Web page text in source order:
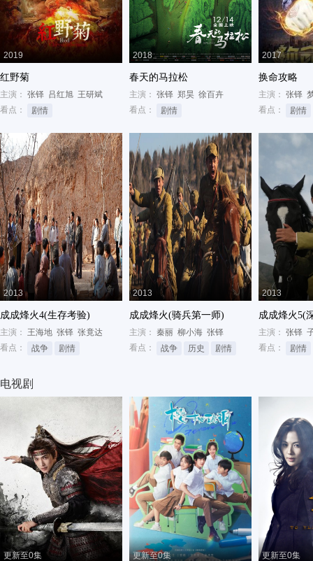
2019
红野菊
主演： 张铎 吕红旭 王研斌
看点：
剧情
2018
春天的马拉松
主演： 张铎 郑昊 徐百卉
看点：
剧情
2017
换命攻略
主演： 张铎
看点：
剧情
2013
成成烽火4(生存考验)
主演： 王海地 张铎 张竟达
看点：
战争 剧情
2013
成成烽火(骑兵第一师)
主演： 秦丽 柳小海 张铎
看点：
战争 历史 剧情
2013
成成烽火5(
主演： 张铎
看点：
剧情
电视剧
更新至0集 更新至0集 更新至0集